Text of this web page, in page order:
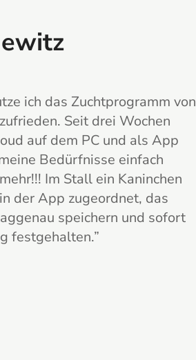
ich das Zuchtprogramm von
Seit drei Wochen
auf dem PC und als App
Bedürfnisse einfach
Im Stall ein Kaninchen
der App zugeordnet, das
speichern und sofort
festgehalten.”